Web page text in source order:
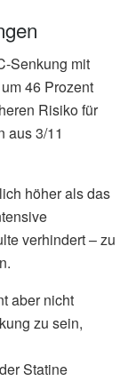
Senkung mit
46 Prozent
Risiko für
aus 3/11
höher als das
verhindert – zu
aber nicht
zu sein,
Statine